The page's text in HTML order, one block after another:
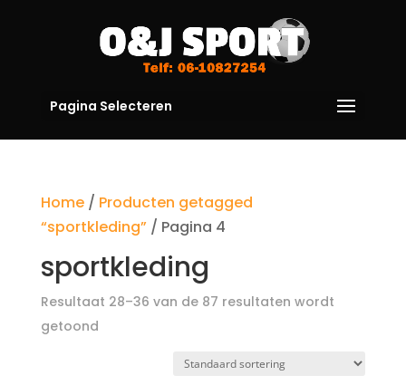
Pagina Selecteren
Home/ Producten getagged
“sportkleding”/ Pagina 4
sportkleding
Resultaat 28–36 van de 87 resultaten wordt
getoond